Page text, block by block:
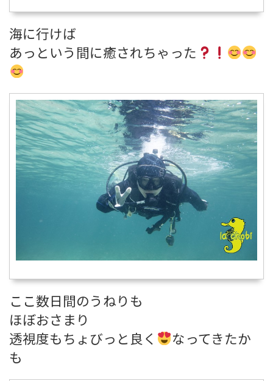
海に行けば
あっという間に癒されちゃった
ここ数日間のうねりも
ほぼおさまり
透視度もちょびっと良く
なってきたか
も